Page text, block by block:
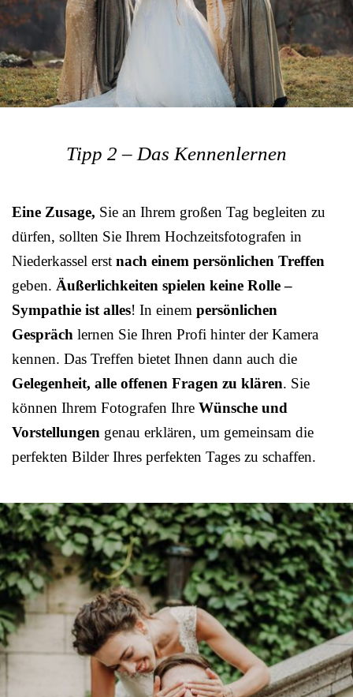
Tipp 2 – Das Kennenlernen
Eine Zusage, Sie an Ihrem großen Tag begleiten zu
dürfen, sollten Sie Ihrem Hochzeitsfotografen in
Niederkassel erst nach einem persönlichen Treffen
geben. Äußerlichkeiten spielen keine Rolle –
Sympathie ist alles! In einem persönlichen
Gespräch lernen Sie Ihren Profi hinter der Kamera
kennen. Das Treffen bietet Ihnen dann auch die
Gelegenheit, alle offenen Fragen zu klären. Sie
können Ihrem Fotografen Ihre Wünsche und
Vorstellungen genau erklären, um gemeinsam die
perfekten Bilder Ihres perfekten Tages zu schaffen.